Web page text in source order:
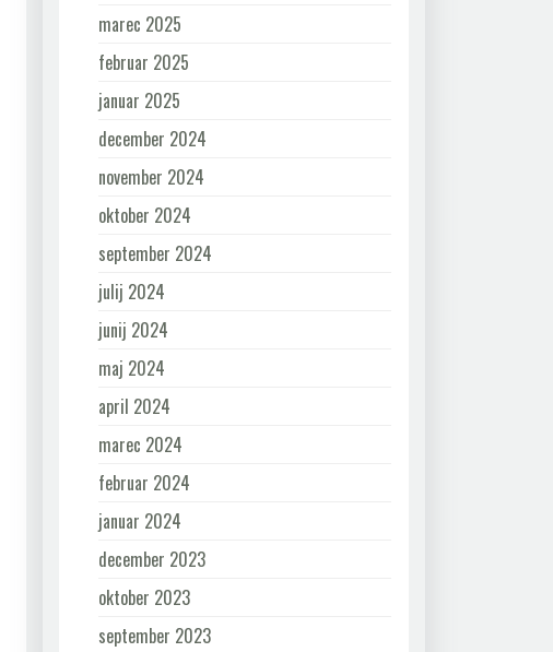
marec 2025
februar 2025
januar 2025
december 2024
november 2024
oktober 2024
september 2024
julij 2024
junij 2024
maj 2024
april 2024
marec 2024
februar 2024
januar 2024
december 2023
oktober 2023
september 2023